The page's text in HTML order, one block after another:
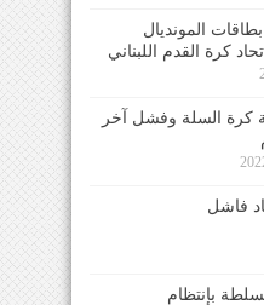
المونديال
كرة القدم اللبناني
كرة السلة وفشل آخر
فاشل
بإنتظام